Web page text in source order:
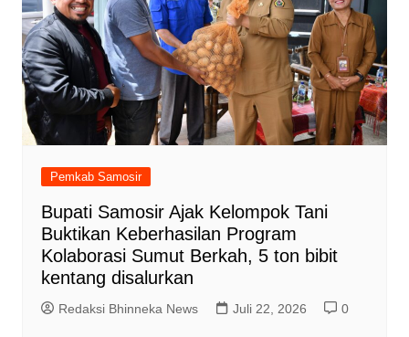
Pemkab Samosir
Bupati Samosir Ajak Kelompok Tani
Buktikan Keberhasilan Program
Kolaborasi Sumut Berkah, 5 ton bibit
kentang disalurkan
Redaksi Bhinneka News Juli 22, 2026 0